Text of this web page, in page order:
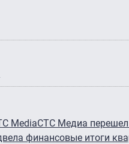
MediaСТС Медиа
финансовые итоги